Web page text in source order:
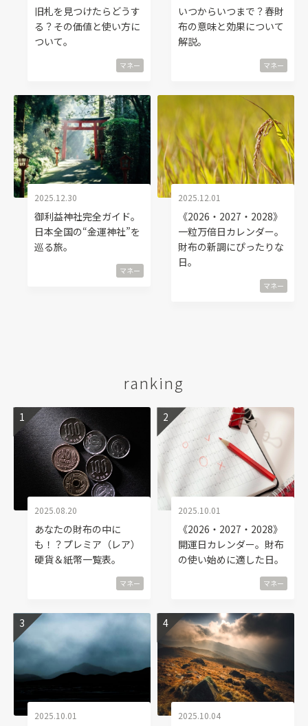
旧札を見つけたらどうす
る？その価値と使い方に
ついて。
マネー
いつからいつまで？春財
布の意味と効果について
解説。
マネー
2025.12.30
御利益神社完全ガイド。
日本全国の“金運神社”を
巡る旅。
マネー
2025.12.01
《2026・2027・2028》
一粒万倍日カレンダー。
財布の新調にぴったりな
日。
マネー
ranking
2025.08.20
あなたの財布の中に
も！？プレミア（レア）
硬貨＆紙幣一覧表。
マネー
2025.10.01
《2026・2027・2028》
開運日カレンダー。財布
の使い始めに適した日。
マネー
2025.10.01 2025.10.04